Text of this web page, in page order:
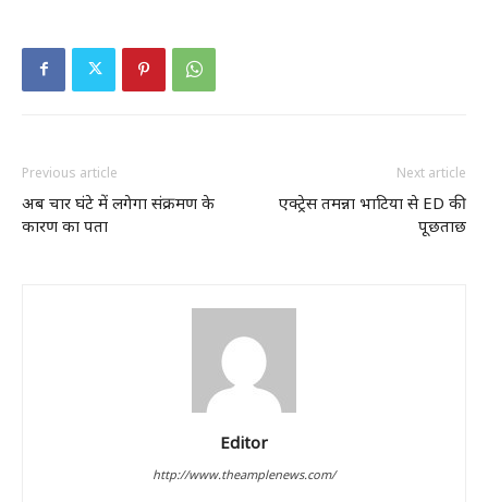
Previous article
अब चार घंटे में लगेगा संक्रमण के
कारण का पता
Next article
एक्ट्रेस तमन्ना भाटिया से ED की
पूछताछ
Editor
http://www.theamplenews.com/